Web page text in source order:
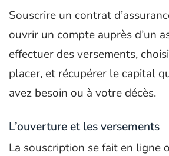
Souscrire un contrat
ouvrir un compte auprès d’un
effectuer des versements,
placer, et récupérer le capital
avez besoin ou à votre décès.
L’ouverture et les versements
La souscription se fait en ligne